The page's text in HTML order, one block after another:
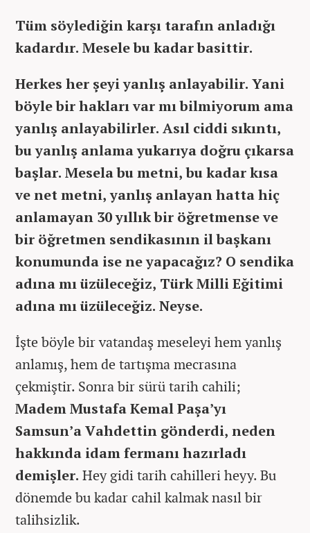
Tüm söylediğin karşı tarafın anladığı
kadardır. Mesele bu kadar basittir.
Herkes her şeyi yanlış anlayabilir. Yani
böyle bir hakları var mı bilmiyorum ama
yanlış anlayabilirler. Asıl ciddi sıkıntı,
bu yanlış anlama yukarıya doğru çıkarsa
başlar. Mesela bu metni, bu kadar kısa
ve net metni, yanlış anlayan hatta hiç
anlamayan 30 yıllık bir öğretmense ve
bir öğretmen sendikasının il başkanı
konumunda ise ne yapacağız? O sendika
adına mı üzüleceğiz, Türk Milli Eğitimi
adına mı üzüleceğiz. Neyse.
İşte böyle bir vatandaş meseleyi hem yanlış
anlamış, hem de tartışma mecrasına
çekmiştir. Sonra bir sürü tarih cahili;
Madem Mustafa Kemal Paşa’yı
Samsun’a Vahdettin gönderdi, neden
hakkında idam fermanı hazırladı
demişler. Hey gidi tarih cahilleri heyy. Bu
dönemde bu kadar cahil kalmak nasıl bir
talihsizlik.